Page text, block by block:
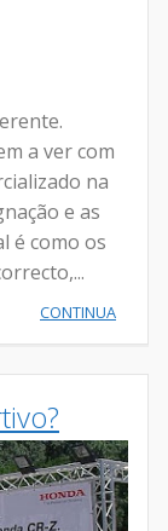
a ver com
na
e as
é como os
CONTINUA